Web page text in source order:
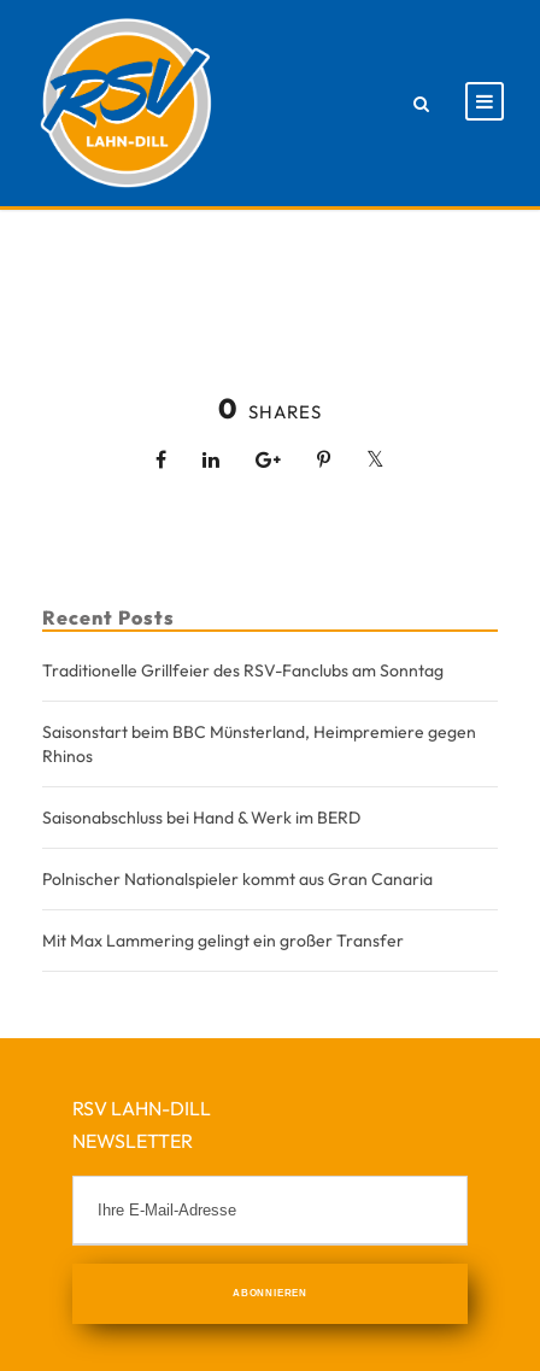
0 SHARES
Recent Posts
Traditionelle Grillfeier des RSV-Fanclubs am Sonntag
Saisonstart beim BBC Münsterland, Heimpremiere gegen
Rhinos
Saisonabschluss bei Hand & Werk im BERD
Polnischer Nationalspieler kommt aus Gran Canaria
Mit Max Lammering gelingt ein großer Transfer
RSV LAHN-DILL
NEWSLETTER